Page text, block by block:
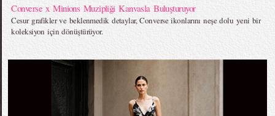
Converse x Minions Muzipliği Kanvasla Buluşturuyor
Cesur grafikler ve beklenmedik detaylar, Converse ikonlarını neşe dolu yeni bir
koleksiyon için dönüştürüyor.